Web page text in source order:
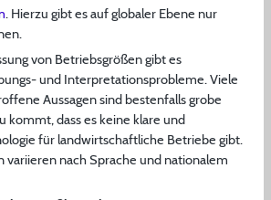
. Hierzu gibt es auf globaler Ebene nur
von Betriebsgrößen gibt es
und Interpretationsprobleme. Viele
Aussagen sind bestenfalls grobe
kommt, dass es keine klare und
für landwirtschaftliche Betriebe gibt.
variieren nach Sprache und nationalem